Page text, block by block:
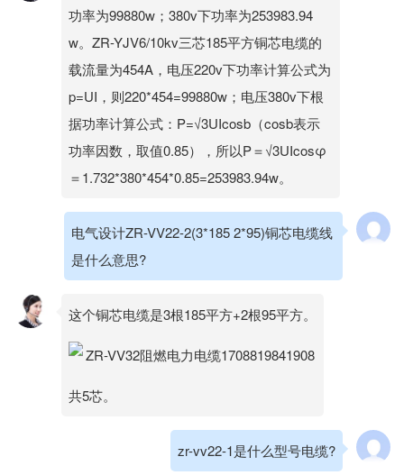
功率为99880w；380v下功率为253983.94
w。ZR-YJV6/10kv三芯185平方铜芯电缆的
载流量为454A，电压220v下功率计算公式为
p=UI，则220*454=99880w；电压380v下根
据功率计算公式：P=√3UIcosb（cosb表示
功率因数，取值0.85），所以P＝√3UIcosφ
＝1.732*380*454*0.85=253983.94w。
电气设计ZR-VV22-2(3*185 2*95)铜芯电缆线
是什么意思?
这个铜芯电缆是3根185平方+2根95平方。
共5芯。
zr-vv22-1是什么型号电缆?